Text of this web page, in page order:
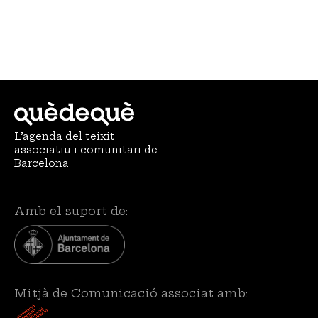
L’agenda del teixit
associatiu i comunitari de
Barcelona
Amb el suport de:
Mitjà de Comunicació associat amb: